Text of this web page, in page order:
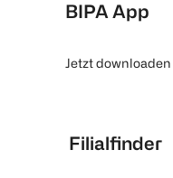
BIPA App
Jetzt downloaden
Filialfinder